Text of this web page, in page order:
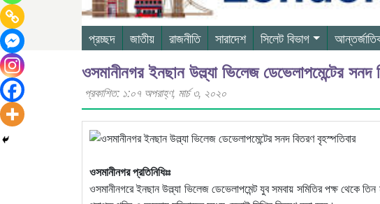
প্রচ্ছদ জাতীয় রাজনীতি সারাদেশ সিলেট বিভাগ
ওসমানীনগর ইনছান উল্ল্যা ভিলেজ ডেভেলাপমেন্টের সনদ
প্রকাশিত: ১:০৭ অপরাহ্ণ, মার্চ ৩, ২০২০
ওসমানীনগর প্রতিনিধিঃঃ
ওসমানীনগরে ইনছান উল্ল্যা ভিলেজ ডেভেলাপমেন্ট যুব সমবায় সমিতির পক্ষ থেকে